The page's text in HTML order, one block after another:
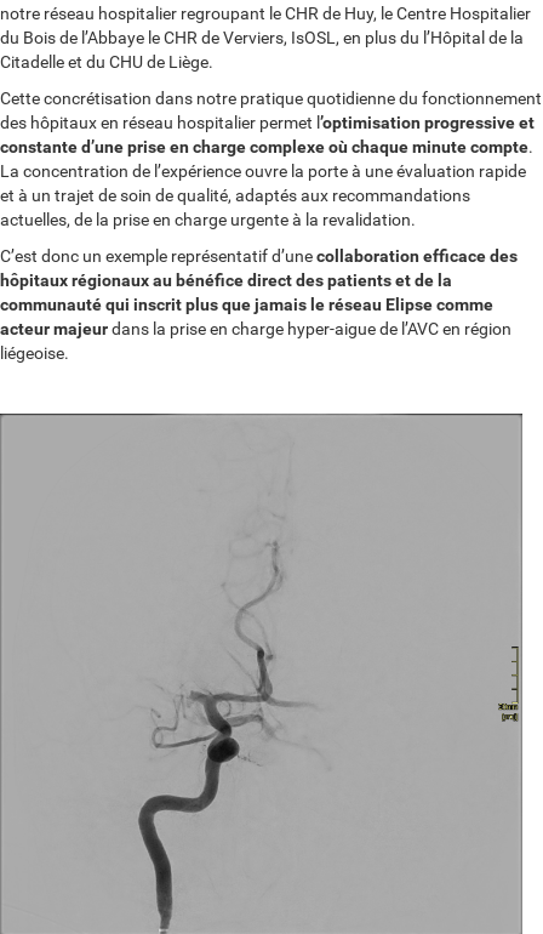
notre réseau hospitalier regroupant le CHR de Huy, le Centre Hospitalier
du Bois de l’Abbaye le CHR de Verviers, IsOSL, en plus du l’Hôpital de la
Citadelle et du CHU de Liège.
Cette concrétisation dans notre pratique quotidienne du fonctionnement
des hôpitaux en réseau hospitalier permet l ’optimisation progressive et
constante d’une prise en charge complexe où chaque minute compte.
La concentration de l’expérience ouvre la porte à une évaluation rapide
et à un trajet de soin de qualité, adaptés aux recommandations
actuelles, de la prise en charge urgente à la revalidation.
C’est donc un exemple représentatif d’unecollaboration efficace des
hôpitaux régionaux au bénéfice direct des patients et de la
communauté qui inscrit plus que jamais le réseau Elipse comme
acteur majeurdans la prise en charge hyper-aigue de l’AVC en région
liégeoise.